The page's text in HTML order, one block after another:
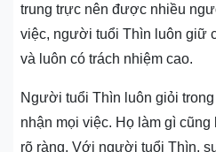
trung trực nên được nhiều
việc, người tuổi Thìn luôn giữ
và luôn có trách nhiệm cao.
Người tuổi Thìn luôn giỏi
nhận mọi việc. Họ làm gì
rõ ràng. Với người tuổi Thìn,